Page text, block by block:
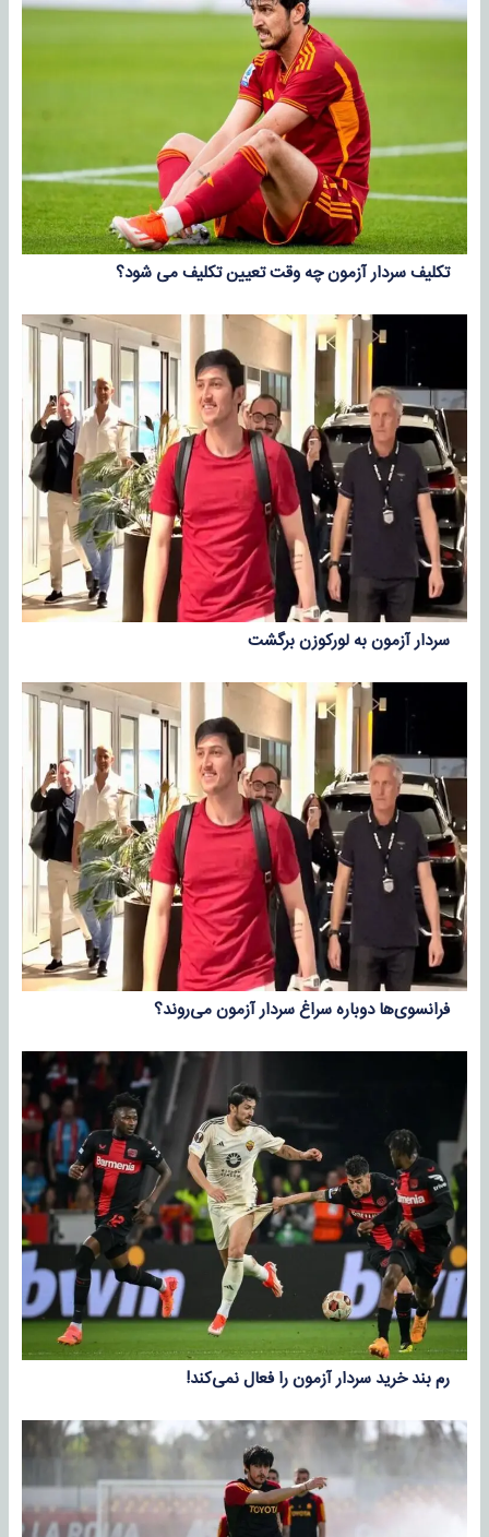
تکلیف سردار آزمون چه وقت تعیین تکلیف می شود؟
سردار آزمون به لورکوزن برگشت
فرانسوی‌ها دوباره سراغ سردار آزمون می‌روند؟
رم بند خرید سردار آزمون را فعال نمی‌کند!